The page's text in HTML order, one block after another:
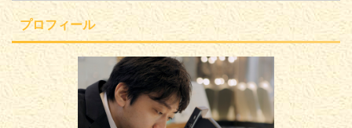
プロフィール